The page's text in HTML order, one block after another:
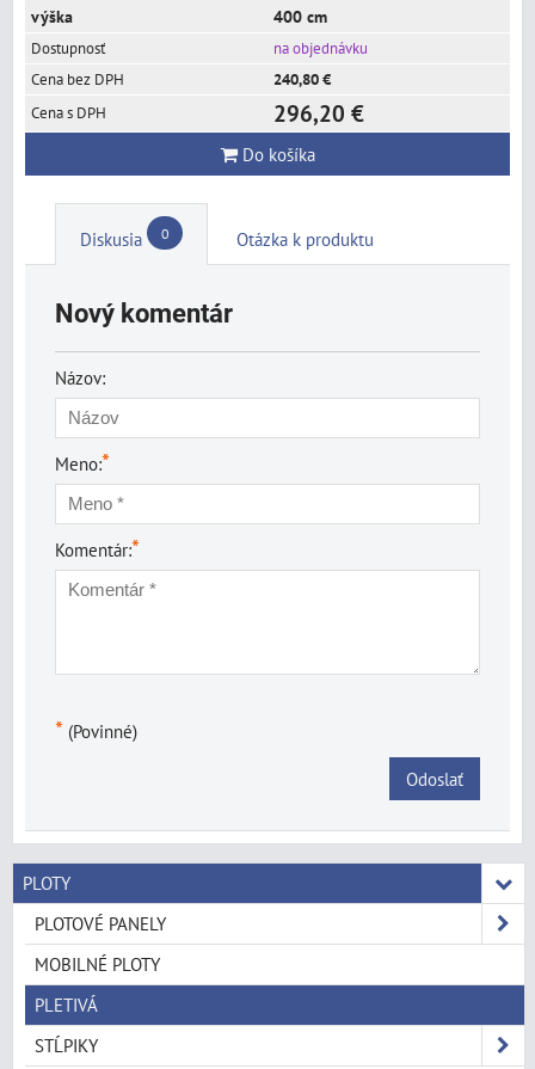
400 cm
na objednávku
240,80 €
296,20 €
Do košíka
Diskusia 0 Otázka k produktu
Nový komentár
Názov:
Meno:*
Komentár:*
* (Povinné)
Odoslať
PLOTY
PLOTOVÉ PANELY
MOBILNÉ PLOTY
PLETIVÁ
STĹPIKY